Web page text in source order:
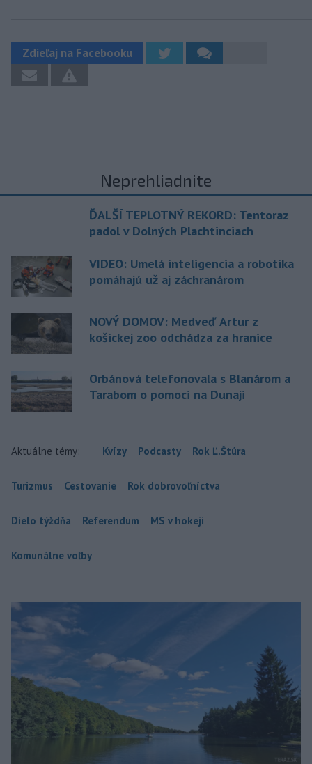
Zdieľaj na Facebooku
Neprehliadnite
ĎALŠÍ TEPLOTNÝ REKORD: Tentoraz
padol v Dolných Plachtinciach
VIDEO: Umelá inteligencia a robotika
pomáhajú už aj záchranárom
NOVÝ DOMOV: Medveď Artur z
košickej zoo odchádza za hranice
Orbánová telefonovala s Blanárom a
Tarabom o pomoci na Dunaji
Aktuálne témy: Kvízy Podcasty Rok Ľ.Štúra
Turizmus Cestovanie Rok dobrovoľníctva
Dielo týždňa Referendum MS v hokeji
Komunálne voľby